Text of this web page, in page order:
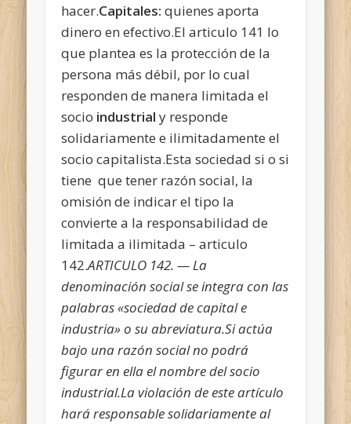
hacer.Capitales: quienes aporta
dinero en efectivo.El articulo 141 lo
que plantea es la protección de la
persona más débil, por lo cual
responden de manera limitada el
socio industrial y responde
solidariamente e ilimitadamente el
socio capitalista.Esta sociedad si o si
tiene que tener razón social, la
omisión de indicar el tipo la
convierte a la responsabilidad de
limitada a ilimitada – articulo
142.ARTICULO 142. — La
denominación social se integra con las
palabras «sociedad de capital e
industria» o su abreviatura.Si actúa
bajo una razón social no podrá
figurar en ella el nombre del socio
industrial.La violación de este artículo
hará responsable solidariamente al